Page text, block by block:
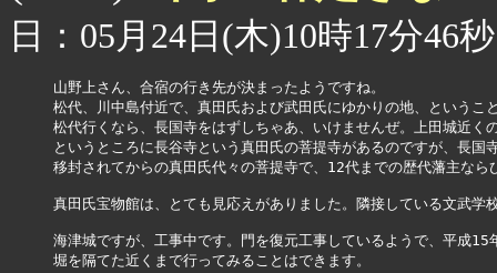
日：05月24日(木)10時17分46秒
山野上さん、合宿の行き先が決まったようですね。
松代、川中島付近で、真田氏および武田氏にゆかりの地、というこ
松代行くなら、長国寺をはずしちゃあ、いけませんぜ。上田城近く
というところに長谷寺という真田氏の菩提寺があるのですが、長国
移封されてからの真田氏代々の菩提寺で、12代までの歴代藩主なら
真田氏宝物館は、とても見応えがありました。隣接している文武
海津城ですが、工事中です。門を復元工事しているようで、平成15
堀を隔てた近くまで行ってみることはできます。